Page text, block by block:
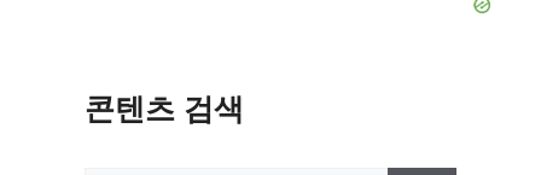
콘텐츠 검색